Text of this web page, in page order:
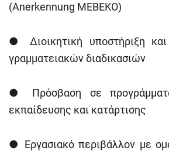
(Anerkennung MEBEKO)
● Διοικητική υποστήριξη
γραμματειακών διαδικασιών
● Πρόσβαση σε
εκπαίδευσης και κατάρτισης
● Εργασιακό περιβάλλον με